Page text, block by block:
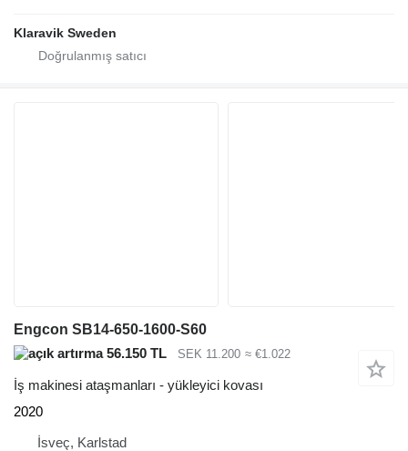
Klaravik Sweden
Engcon SB14-650-1600-S60
56.150 TL
SEK 11.200 ≈ €1.022
İş makinesi ataşmanları - yükleyici kovası
2020
İsveç, Karlstad